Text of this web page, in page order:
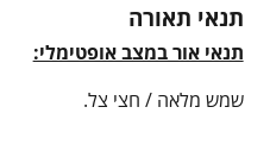
תנאי תאורה
תנאי אור במצב אופטימלי:
שמש מלאה / חצי צל.